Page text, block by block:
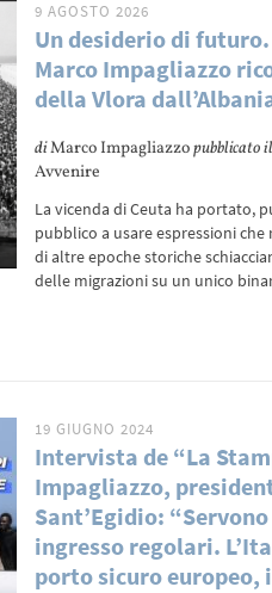
9 AGOSTO 2026
Un desiderio di
Marco Impagliazzo
della Vlora
diMarco Impagliazzopubblicato
Avvenire
La vicenda di Ceuta ha portato,
pubblico a usare espressioni
di altre epoche storiche
delle migrazioni su un unico
19 GIUGNO 2024
Intervista de “La
Impagliazzo,
Sant’Egidio:
ingresso regolari.
porto sicuro europeo,